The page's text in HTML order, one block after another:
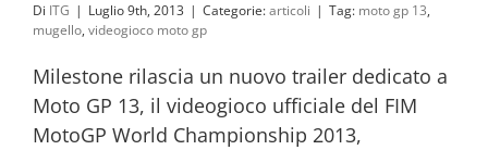
Di ITG | Luglio 9th, 2013 | Categorie:articoli | Tag: moto gp 13,
mugello, videogioco moto gp
Milestone rilascia un nuovo trailer dedicato a
Moto GP 13, il videogioco ufficiale del FIM
MotoGP World Championship 2013,